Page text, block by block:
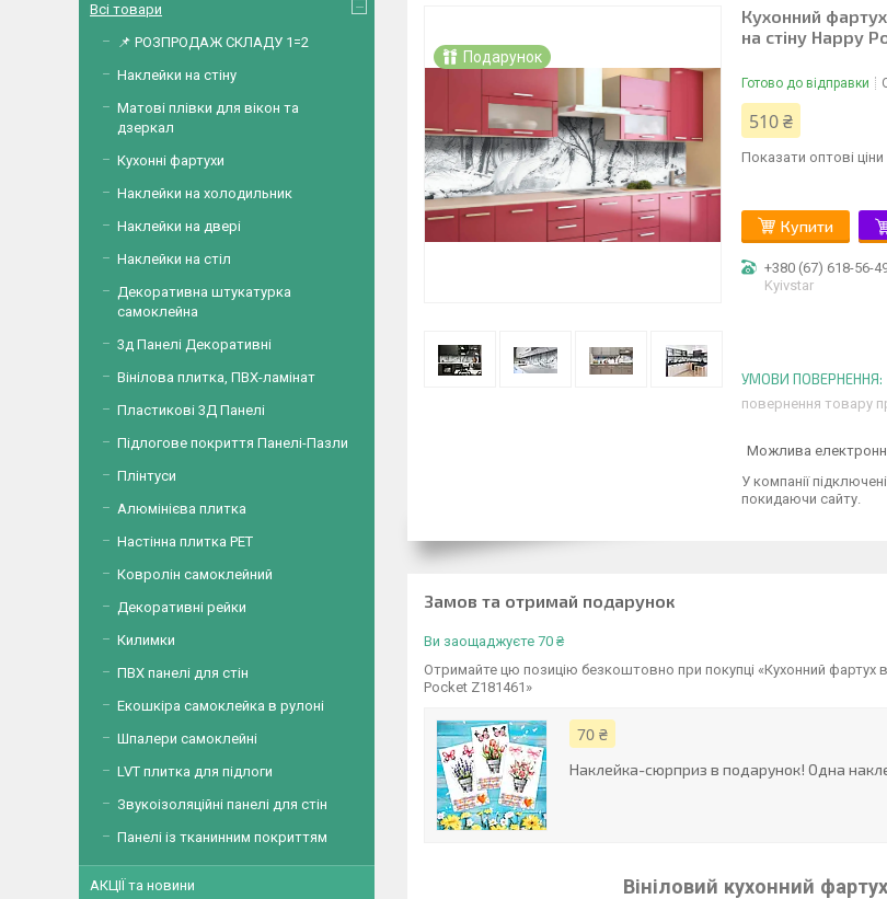
Подарунок
Кухонний
на стіну Happy
Готово до відправки
510 ₴
Показати оптові ціни
Купити
+380 (67) 618-56-
Kyivstar
повернення товару
У компанії
покидаючи сайту.
Замов та отримай подарунок
Ви заощаджуєте 70 ₴
Отримайте цю позицію безкоштовно при покупці «Кухонний фартух
Pocket Z181461»
70 ₴
Наклейка-сюрприз в подарунок! Одна
Вініловий кухонний
Всі товари
📌 РОЗПРОДАЖ СКЛАДУ 1=2
Наклейки на стіну
Матові плівки для вікон та
дзеркал
Кухонні фартухи
Наклейки на холодильник
Наклейки на двері
Наклейки на стіл
Декоративна штукатурка
самоклейна
3д Панелі Декоративні
Вінілова плитка, ПВХ-ламінат
Пластикові 3Д Панелі
Підлогове покриття Панелі-Пазли
Плінтуси
Алюмінієва плитка
Настінна плитка PET
Ковролін самоклейний
Декоративні рейки
Килимки
ПВХ панелі для стін
Екошкіра самоклейка в рулоні
Шпалери самоклейні
LVT плитка для підлоги
Звукоізоляційні панелі для стін
Панелі із тканинним покриттям
АКЦІЇ та новини